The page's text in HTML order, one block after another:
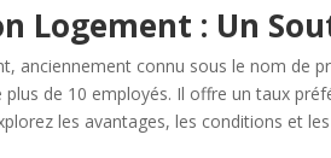
Logement : Un
anciennement connu sous le nom de
plus de 10 employés. Il offre un taux
les avantages, les conditions et